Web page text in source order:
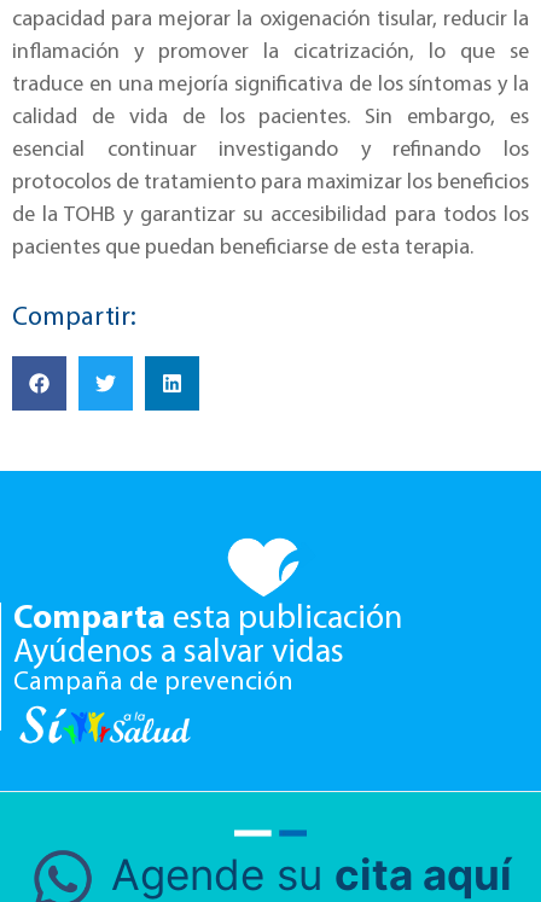
capacidad para mejorar la oxigenación tisular, reducir la
inflamación y promover la cicatrización, lo que se
traduce en una mejoría significativa de los síntomas y la
calidad de vida de los pacientes. Sin embargo, es
esencial continuar investigando y refinando los
protocolos de tratamiento para maximizar los beneficios
de la TOHB y garantizar su accesibilidad para todos los
pacientes que puedan beneficiarse de esta terapia.
Compartir:
Comparta esta publicación
Ayúdenos a salvar vidas
Campaña de prevención
Agende su cita aquí